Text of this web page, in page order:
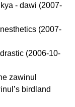
- dawi (2007-
(2007-
(2006-10-
zawinul
birdland